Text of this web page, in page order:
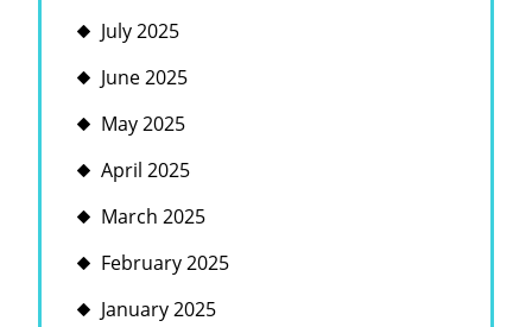
July 2025
June 2025
May 2025
April 2025
March 2025
February 2025
January 2025